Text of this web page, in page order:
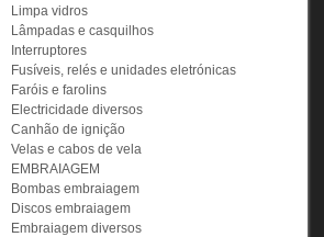
Limpa vidros
Lâmpadas e casquilhos
Interruptores
Fusíveis, relés e unidades eletrónicas
Faróis e farolins
Electricidade diversos
Canhão de ignição
Velas e cabos de vela
EMBRAIAGEM
Bombas embraiagem
Discos embraiagem
Embraiagem diversos